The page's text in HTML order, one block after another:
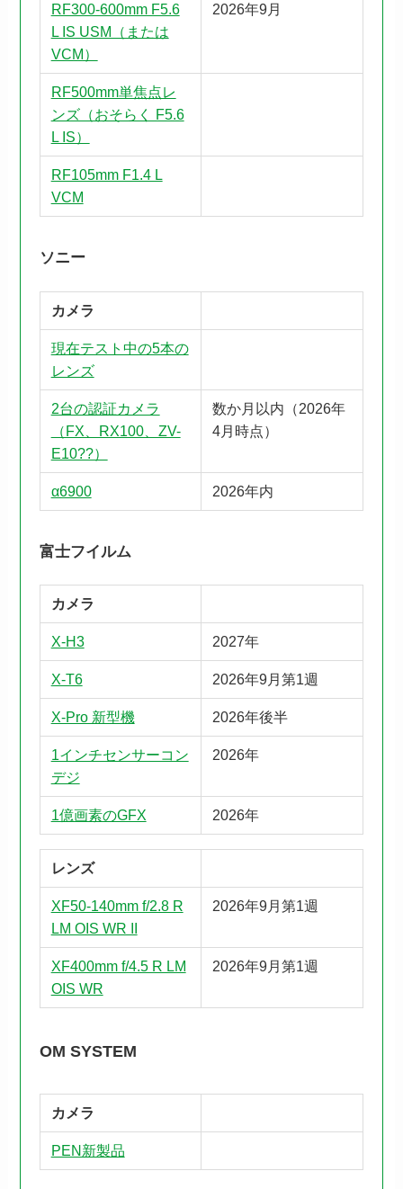
RF300-600mm F5.6
L IS USM（または
VCM）
2026年9月
RF500mm単焦点レ
ンズ（おそらく F5.6
L IS）
RF105mm F1.4 L
VCM
ソニー
カメラ
現在テスト中の5本の
レンズ
2台の認証カメラ
（FX、RX100、ZV-
E10??）
数か月以内（2026年
4月時点）
α6900 2026年内
富士フイルム
カメラ
X-H3 2027年
X-T6 2026年9月第1週
X-Pro 新型機 2026年後半
1インチセンサーコン
デジ
2026年
1億画素のGFX 2026年
レンズ
XF50-140mm f/2.8 R
LM OIS WR II
2026年9月第1週
XF400mm f/4.5 R LM
OIS WR
2026年9月第1週
OM SYSTEM
カメラ
PEN新製品